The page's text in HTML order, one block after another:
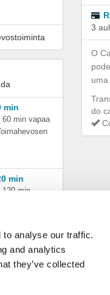
analyse our traffic.
and analytics
they’ve collected
3
O
uma
do
min
min vapaa
min
120 min